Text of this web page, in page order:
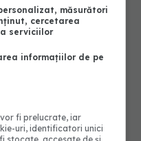
măsurători
cercetarea
serviciilor
informațiilor de pe
fi prelucrate, iar
uri, identificatori unici